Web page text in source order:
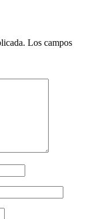
Los campos